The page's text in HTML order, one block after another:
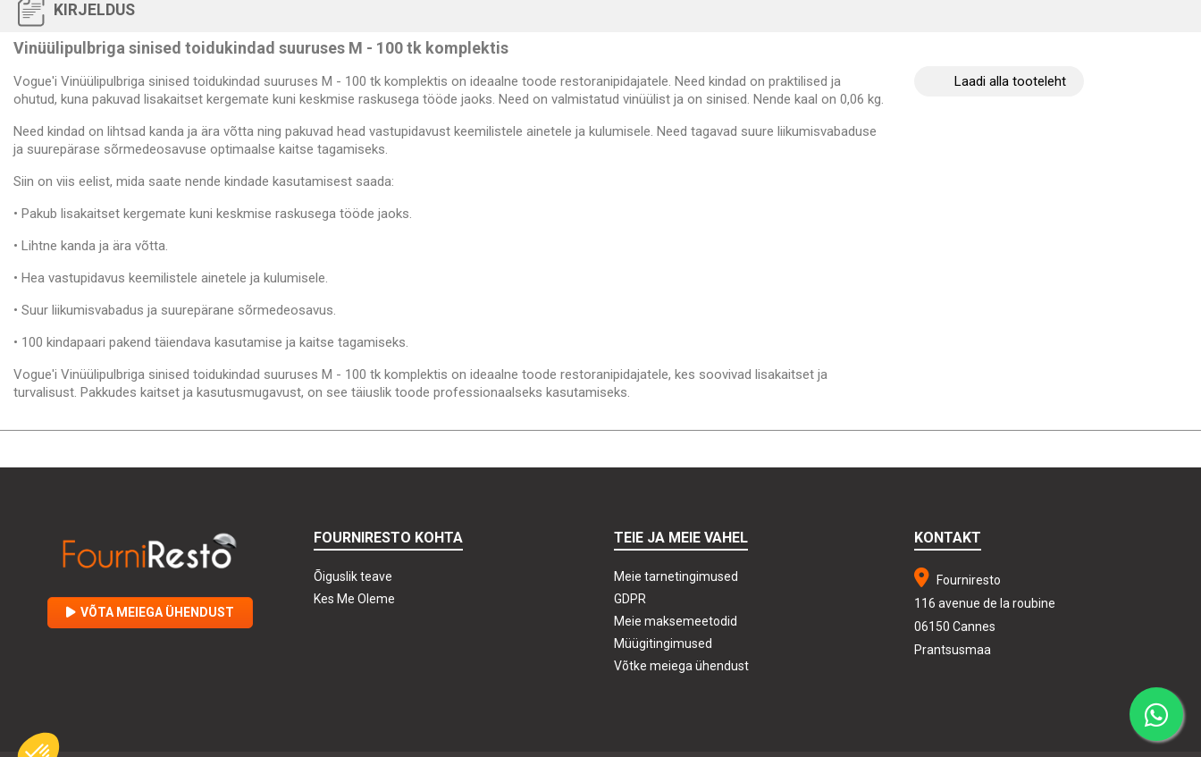
KIRJELDUS
Vinüülipulbriga sinised toidukindad suuruses M - 100 tk komplektis
Vogue'i Vinüülipulbriga sinised toidukindad suuruses M - 100 tk komplektis on ideaalne toode restoranipidajatele. Need kindad on praktilised ja
ohutud, kuna pakuvad lisakaitset kergemate kuni keskmise raskusega tööde jaoks. Need on valmistatud vinüülist ja on sinised. Nende kaal on 0,06 kg.
Need kindad on lihtsad kanda ja ära võtta ning pakuvad head vastupidavust keemilistele ainetele ja kulumisele. Need tagavad suure liikumisvabaduse
ja suurepärase sõrmedeosavuse optimaalse kaitse tagamiseks.
Siin on viis eelist, mida saate nende kindade kasutamisest saada:
• Pakub lisakaitset kergemate kuni keskmise raskusega tööde jaoks.
• Lihtne kanda ja ära võtta.
• Hea vastupidavus keemilistele ainetele ja kulumisele.
• Suur liikumisvabadus ja suurepärane sõrmedeosavus.
• 100 kindapaari pakend täiendava kasutamise ja kaitse tagamiseks.
Vogue'i Vinüülipulbriga sinised toidukindad suuruses M - 100 tk komplektis on ideaalne toode restoranipidajatele, kes soovivad lisakaitset ja
turvalisust. Pakkudes kaitset ja kasutusmugavust, on see täiuslik toode professionaalseks kasutamiseks.
Laadi alla tooteleht
VÕTA MEIEGA ÜHENDUST
FOURNIRESTO KOHTA
Õiguslik teave
Kes Me Oleme
TEIE JA MEIE VAHEL
Meie tarnetingimused
GDPR
Meie maksemeetodid
Müügitingimused
Võtke meiega ühendust
KONTAKT
Fourniresto
116 avenue de la roubine
06150 Cannes
Prantsusmaa